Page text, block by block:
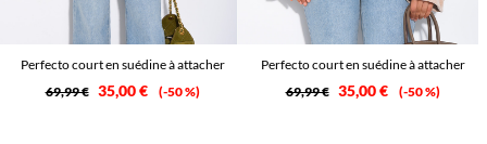
Perfecto court en suédine à attacher
69,99 € 35,00 € -50 %
Perfecto court en suédine à attacher
69,99 € 35,00 € -50 %